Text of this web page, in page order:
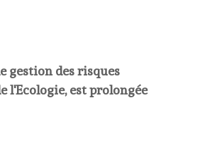
gestion des risques
l'Ecologie, est prolongée